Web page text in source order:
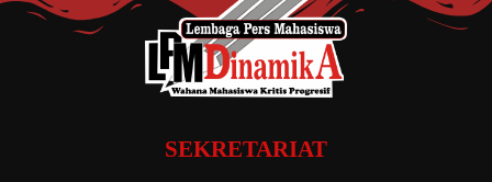
SEKRETARIAT